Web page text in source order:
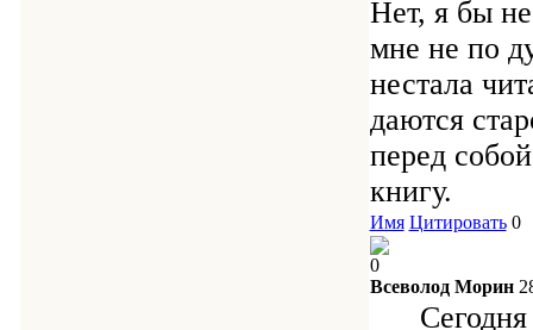
Нет, я бы не
мне не по
нестала
даются
перед
книгу.
Имя Цитировать 0
0
Всеволод Морин
Сегодня